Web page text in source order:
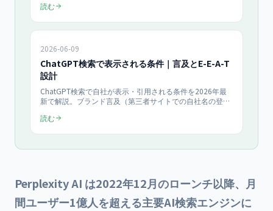
運用の観点で洗い出します。優先度別の改善手順とROIの
読む
2026-06-09
ChatGPT検索で表示される条件｜言及とE-E-A-T
設計
ChatGPT検索で自社が表示・引用される条件を2026年最
新で解説。ブランド言及（第三者サイトでの自社名の登
造、言及を増やす打ち手、効果測定までを中小企業向けに
読む
Perplexity AI は2022年12月のローンチ以降、月
間ユーザー1億人を超える主要AI検索エンジンに